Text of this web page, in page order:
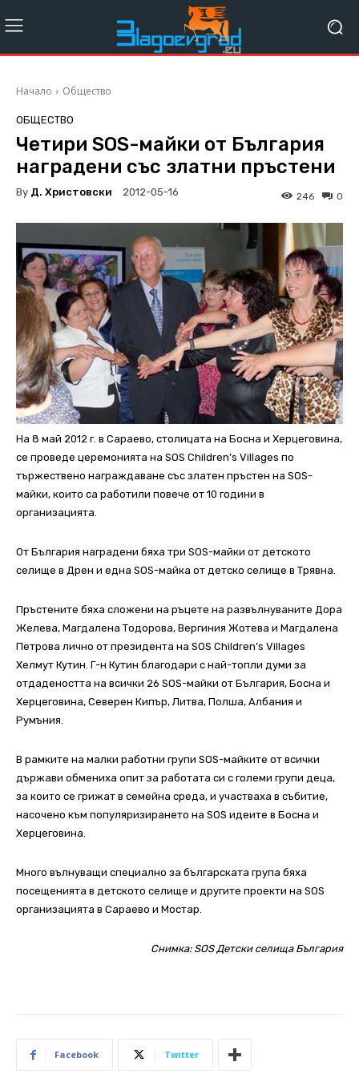
Начало Общество
ОБЩЕСТВО
Четири SOS-майки от България
наградени със златни пръстени
By Д. Христовски 2012-05-16 0
246
На 8 май 2012 г. в Сараево, столицата на Босна и Херцеговина,
се проведе церемонията на SOS Children’s Villages по
тържествено награждаване със златен пръстен на SOS-
майки, които са работили повече от 10 години в
организацията.
От България наградени бяха три SOS-майки от детското
селище в Дрен и една SOS-майка от детско селище в Трявна.
Пръстените бяха сложени на ръцете на развълнуваните Дора
Желева, Магдалена Тодорова, Вергиния Жотева и Магдалена
Петрова лично от президента на SOS Children’s Villages
Хелмут Кутин. Г-н Кутин благодари с най-топли думи за
отдадеността на всички 26 SOS-майки от България, Босна и
Херцеговина, Северен Кипър, Литва, Полша, Албания и
Румъния.
В рамките на малки работни групи SOS-майките от всички
държави обмениха опит за работата си с големи групи деца,
за които се грижат в семейна среда, и участваха в събитие,
насочено към популяризирането на SOS идеите в Босна и
Херцеговина.
Много вълнуващи специално за българската група бяха
посещенията в детското селище и другите проекти на SOS
организацията в Сараево и Мостар.
Снимка: SOS Детски селища България
Facebook Twitter